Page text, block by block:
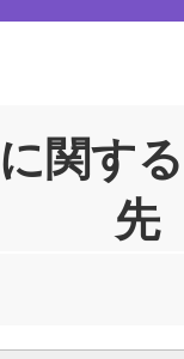
関す
先